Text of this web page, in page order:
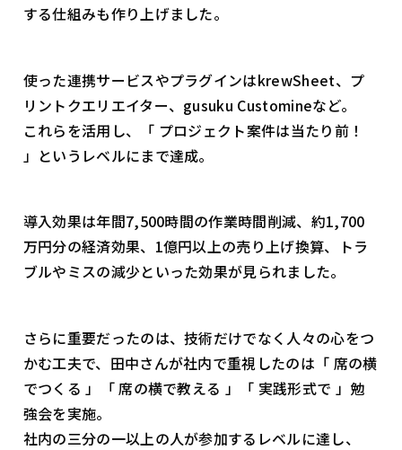
する仕組みも作り上げました。
使った連携サービスやプラグインはkrewSheet、プ
リントクエリエイター、gusuku Customineなど。
これらを活用し、「 プロジェクト案件は当たり前！
」というレベルにまで達成。
導入効果は年間7,500時間の作業時間削減、約1,700
万円分の経済効果、1億円以上の売り上げ換算、トラ
ブルやミスの減少といった効果が見られました。
さらに重要だったのは、技術だけでなく人々の心をつ
かむ工夫で、田中さんが社内で重視したのは「 席の横
でつくる 」「 席の横で教える 」「 実践形式で 」勉
強会を実施。
社内の三分の一以上の人が参加するレベルに達し、